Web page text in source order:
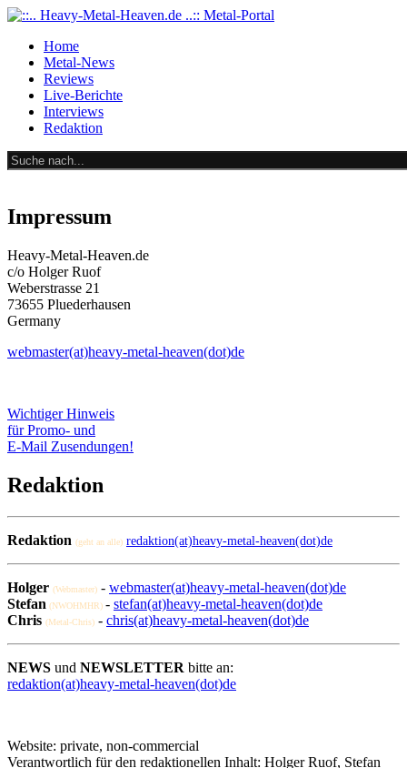
Home
Metal-News
Reviews
Live-Berichte
Interviews
Redaktion
Impressum
Heavy-Metal-Heaven.de
c/o Holger Ruof
Weberstrasse 21
73655 Pluederhausen
Germany
webmaster(at)heavy-metal-heaven(dot)de
Wichtiger Hinweis
für Promo- und
E-Mail Zusendungen!
Redaktion
Redaktion (geht an alle) redaktion(at)heavy-metal-heaven(dot)de
Holger (Webmaster) - webmaster(at)heavy-metal-heaven(dot)de
Stefan (NWOHMHR) - stefan(at)heavy-metal-heaven(dot)de
Chris (Metal-Chris) - chris(at)heavy-metal-heaven(dot)de
NEWS und NEWSLETTER bitte an:
redaktion(at)heavy-metal-heaven(dot)de
Website: private, non-commercial
Verantwortlich für den redaktionellen Inhalt: Holger Ruof, Stefan